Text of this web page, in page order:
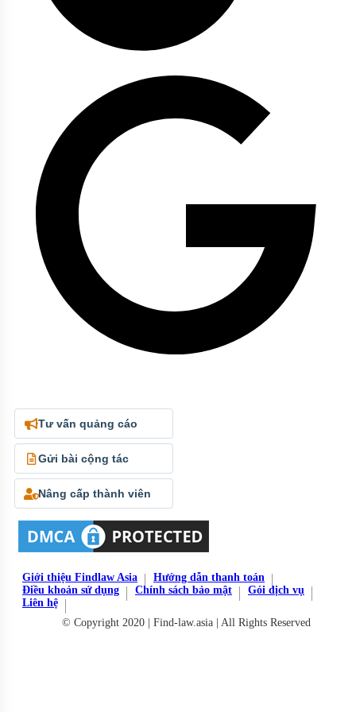
Tư vấn quảng cáo
Gửi bài cộng tác
Nâng cấp thành viên
Giới thiệu Findlaw Asia
Hướng dẫn thanh toán
Điều khoản sử dụng
Chính sách bảo mật
Gói dịch vụ
Liên hệ
© Copyright 2020 | Find-law.asia | All Rights Reserved